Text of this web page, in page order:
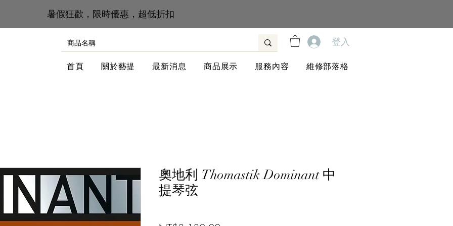
​暑假狂歡，限時優惠，超低折扣
登入
首頁 關於藝提 最新消息 商品展示 服務內容 維修部落格
奧地利 Thomastik Dominant 中
提琴弦